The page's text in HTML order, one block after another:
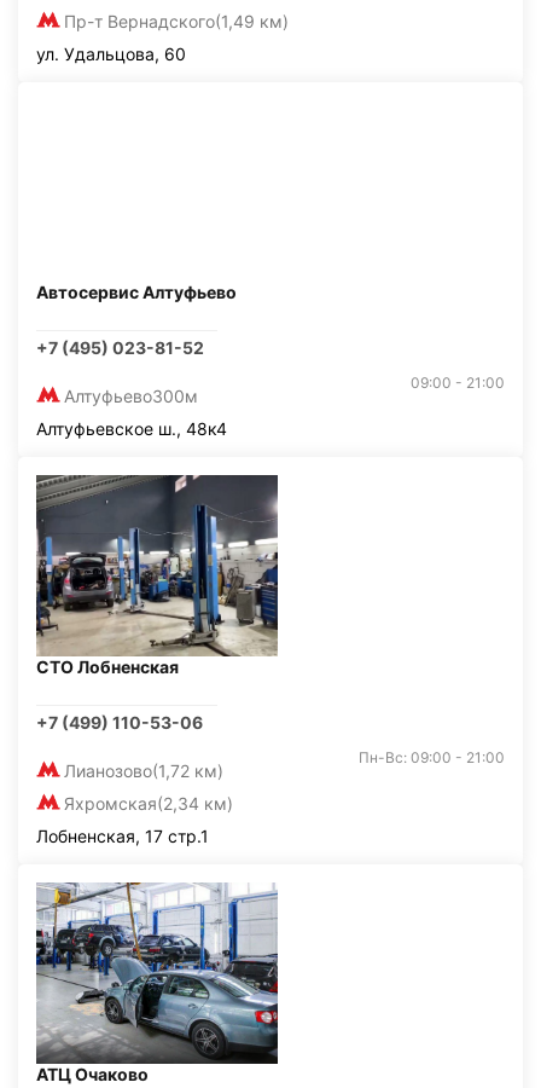
Пр-т Вернадского(1,49 км)
ул. Удальцова, 60
Автосервис Алтуфьево
+7 (495) 023-81-52
Алтуфьево300м
09:00 - 21:00
Алтуфьевское ш., 48к4
СТО Лобненская
+7 (499) 110-53-06
Лианозово(1,72 км)
Яхромская(2,34 км)
Пн-Вс: 09:00 - 21:00
Лобненская, 17 стр.1
АТЦ Очаково